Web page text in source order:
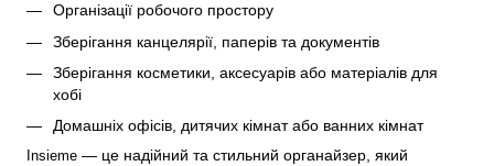
Організації робочого простору
Зберігання канцелярії, паперів та документів
Зберігання косметики, аксесуарів або матеріалів для
хобі
Домашніх офісів, дитячих кімнат або ванних кімнат
Insieme — це надійний та стильний органайзер, який